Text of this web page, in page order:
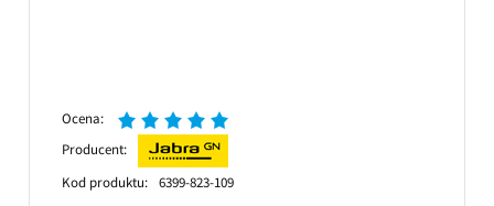
Ocena:
Producent:
Kod produktu: 6399-823-109